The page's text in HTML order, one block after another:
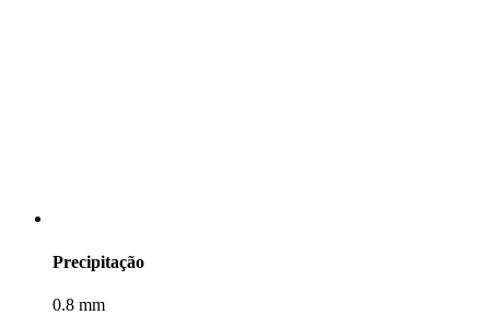
Precipitação
0.8 mm